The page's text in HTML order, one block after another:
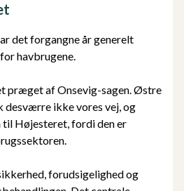
det forgangne år generelt
havbrugene.
præget af Onsevig-sagen. Østre
desværre ikke vores vej, og
til Højesteret, fordi den er
forudsigelighed og